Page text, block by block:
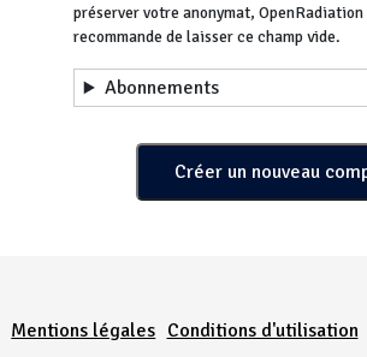
préserver votre anonymat, OpenRadiation
recommande de laisser ce champ vide.
Abonnements
Mentions légales Conditions d'utilisation